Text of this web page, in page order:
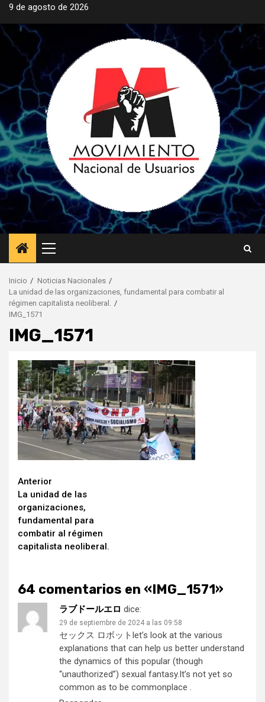
Saltar
contenido
9 de agosto de 2026
Menú
principal
Inicio
Noticias Nacionales
La unidad de las organizaciones, fundamental para combatir al
régimen capitalista neoliberal.
IMG_1571
IMG_1571
Seguir
leyendo
Anterior
La unidad de las
organizaciones,
fundamental para
combatir al régimen
capitalista neoliberal.
64 comentarios en «IMG_1571»
ラブドールエロ dice:
29 de septiembre de 2024 a las 09:58
セックス ロボットlet’s look at the various
explanations that can help us better understand
the dynamics of this popular (though
“unauthorized”) sexual fantasy.It’s not yet so
common as to be commonplace .